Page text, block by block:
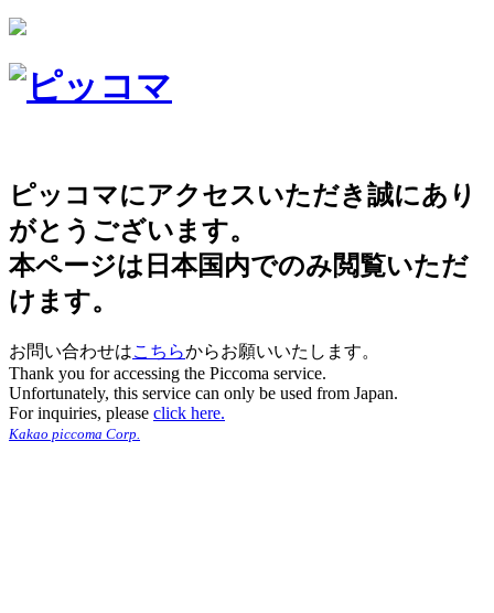
ピッコマにアクセスいただき誠にあり
がとうございます。
本ページは日本国内でのみ閲覧いただ
けます。
お問い合わせはこちらからお願いいたします。
Thank you for accessing the Piccoma service.
Unfortunately, this service can only be used from Japan.
For inquiries, please click here.
Kakao piccoma Corp.